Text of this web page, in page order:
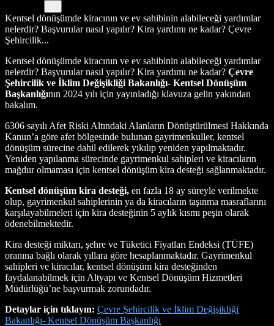
Kentsel dönüşümde kiracının ve ev sahibinin alabileceği yardımlar
nelerdir? Başvurular nasıl yapılır? Kira yardımı ne kadar? Çevre
Şehircilik...
Kentsel dönüşümde kiracının ve ev sahibinin alabileceği yardımlar
nelerdir? Başvurular nasıl yapılır? Kira yardımı ne kadar? Çevre
Şehircilik ve İklim Değişikliği Bakanlığı- Kentsel Dönüşüm
Başkanlığının 2024 yılı için yayınladığı klavuza gelin yakından
bakalım.
6306 sayılı Afet Riski Altındaki Alanların Dönüştürülmesi Hakkında
Kanun’a göre afet bölgesinde bulunan gayrimenkuller, kentsel
dönüşüm sürecine dahil edilerek yıkılıp yeniden yapılmaktadır.
Yeniden yapılanma sürecinde gayrimenkul sahipleri ve kiracıların
mağdur olmaması için kentsel dönüşüm kira desteği sağlanmaktadır.
Kentsel dönüşüm kira desteği, en fazla 18 ay süreyle verilmekte
olup, gayrimenkul sahiplerinin ya da kiracıların taşınma masraflarını
karşılayabilmeleri için kira desteğinin 5 aylık kısmı peşin olarak
ödenebilmektedir.
Kira desteği miktarı, şehre ve Tüketici Fiyatları Endeksi (TÜFE)
oranına bağlı olarak yıllara göre hesaplanmaktadır. Gayrimenkul
sahipleri ve kiracılar, kentsel dönüşüm kira desteğinden
faydalanabilmek için Altyapı ve Kentsel Dönüşüm Hizmetleri
Müdürlüğü’ne başvurmak zorundadır.
Detaylar için tıklayın: Çevre Şehircilik ve İklim Değişikliği
Bakanlığı- Kentsel Dönüşüm Başkanlığı